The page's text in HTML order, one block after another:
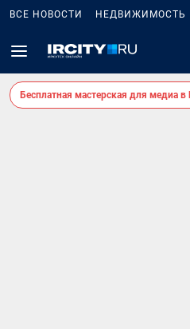
ВСЕ НОВОСТИ НЕДВИЖИМОСТЬ
Бесплатная мастерская для медиа в